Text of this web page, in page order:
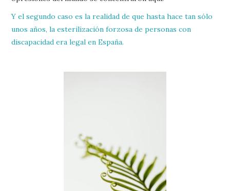
Y el segundo caso es la realidad de que hasta hace tan sólo
unos años, la esterilización forzosa de personas con
discapacidad era legal en España.